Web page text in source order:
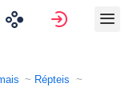
Assinar
Répteis